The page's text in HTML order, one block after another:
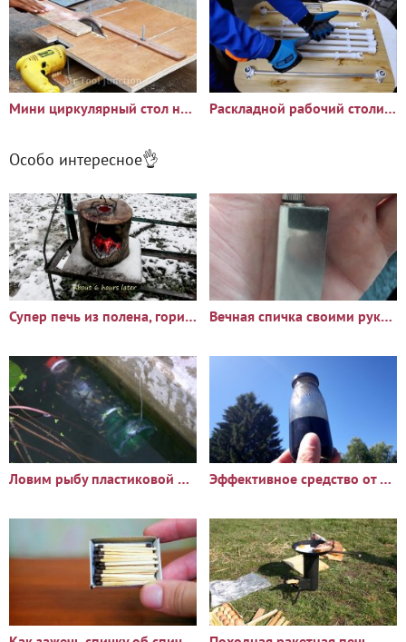
Мини циркулярный стол на базе дрели Раскладной рабочий столик из ПВХ труб
Особо интересное👌
Супер печь из полена, горит более 6 часов Вечная спичка своими руками
Ловим рыбу пластиковой бутылкой Эффективное средство от комаров своими руками